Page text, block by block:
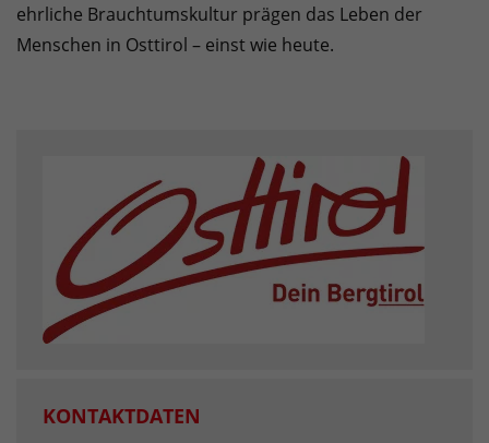
ehrliche Brauchtumskultur prägen das Leben der
Menschen in Osttirol – einst wie heute.
KONTAKTDATEN